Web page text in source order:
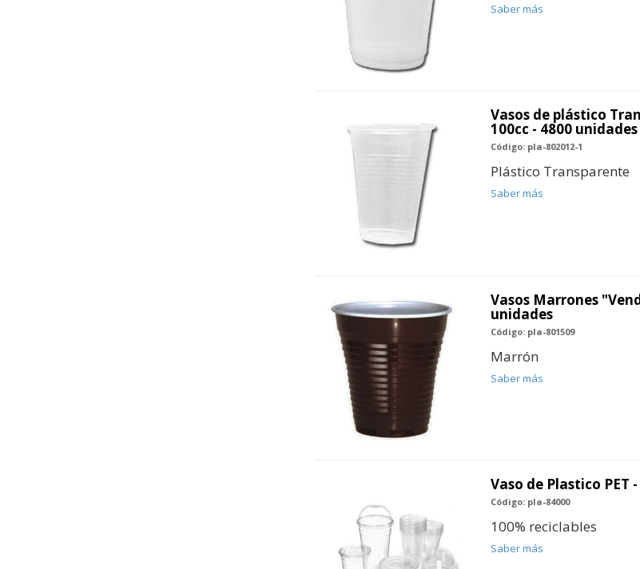
Saber más
Vasos de plástico
100cc - 4800 unidades
Código: pla-802012-1
Plástico Transparente
Saber más
Vasos Marrones
unidades
Código: pla-801509
Marrón
Saber más
Vaso de Plastico PET
Código: pla-84000
100% reciclables
Saber más